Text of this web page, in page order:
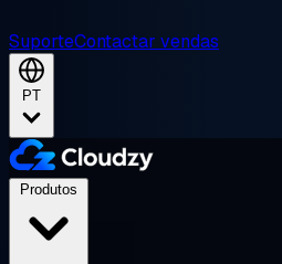
SuporteContactar vendas
PT